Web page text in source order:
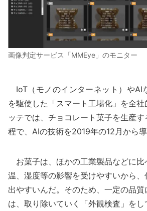
画像判定サービス「MMEye」のモニター
IoT（モノのインターネット）やAI
を駆使した「スマート工場化」を全
ッテでは、チョコレート菓子を生産
程で、AIの技術を2019年の12月から導
お菓子は、ほかの工業製品などに
温、湿度等の影響を受けやすいから
出やすいんだ。そのため、一定の品
は、取り除いていく「外観検査」をし